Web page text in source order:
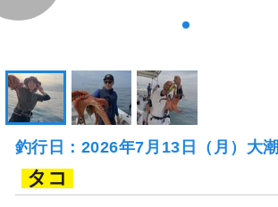
釣行日：2026年7月13日（月）大潮
タコ